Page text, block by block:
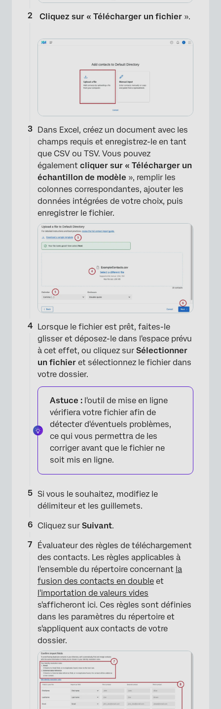
×
Cliquez sur « Télécharger un fichier ».
Dans Excel, créez un document avec les
champs requis et enregistrez-le en tant
que CSV ou TSV. Vous pouvez
également cliquer sur « Télécharger un
échantillon de modèle », remplir les
colonnes correspondantes, ajouter les
données intégrées de votre choix, puis
enregistrer le fichier.
×
Lorsque le fichier est prêt, faites-le
glisser et déposez-le dans l'espace prévu
à cet effet, ou cliquez sur Sélectionner
un fichier et sélectionnez le fichier dans
votre dossier.
Astuce : l'outil de mise en ligne
vérifiera votre fichier afin de
détecter d'éventuels problèmes,
ce qui vous permettra de les
corriger avant que le fichier ne
soit mis en ligne.
Si vous le souhaitez, modifiez le
délimiteur et les guillemets.
Cliquez sur Suivant.
Évaluateur des règles de téléchargement
des contacts. Les règles applicables à
l'ensemble du répertoire concernant la
fusion des contacts en double et
l'importation de valeurs vides
s'afficheront ici. Ces règles sont définies
dans les paramètres du répertoire et
s'appliquent aux contacts de votre
dossier.